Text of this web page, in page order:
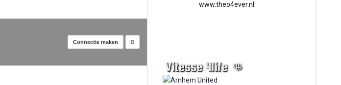
Connectie maken
www.theo4ever.nl
Vitesse 4life 👊